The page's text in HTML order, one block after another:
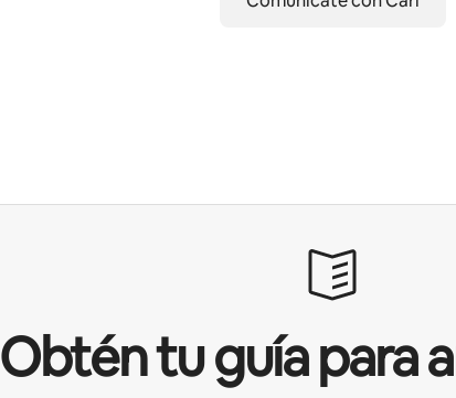
Obtén tu guía para